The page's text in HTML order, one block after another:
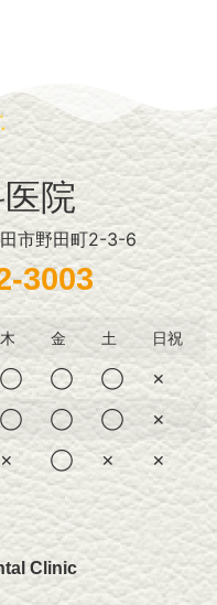
院
市野田町2-3-6
3003
木 金 土 日祝
◯ ◯ ◯ ✕
◯ ◯ ◯ ✕
✕ ◯ ✕ ✕
Clinic